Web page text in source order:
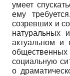
умеет
ему
созревших и
натуральных
актуальном и
социальную
о